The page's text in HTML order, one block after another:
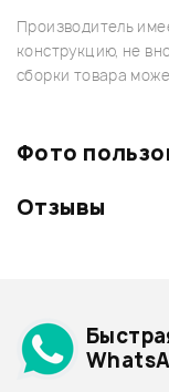
Производитель
конструкцию, не
сборки товара
Фото
Загрузите свои
Отзывы
Архив товаров -
Архив товаров -